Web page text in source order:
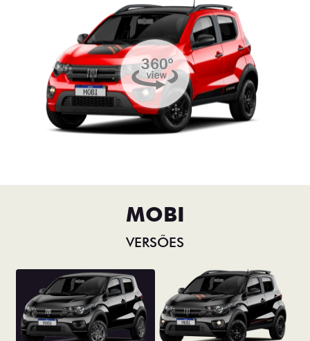
MOBI
VERSÕES